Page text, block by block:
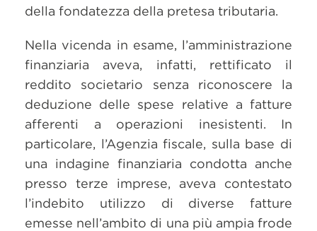
della fondatezza della pretesa tributaria.
Nella vicenda in esame, l’amministrazione
finanziaria aveva, infatti, rettificato il
reddito societario senza riconoscere la
deduzione delle spese relative a fatture
afferenti a operazioni inesistenti. In
particolare, l’Agenzia fiscale, sulla base di
una indagine finanziaria condotta anche
presso terze imprese, aveva contestato
l’indebito utilizzo di diverse fatture
emesse nell’ambito di una più ampia frode